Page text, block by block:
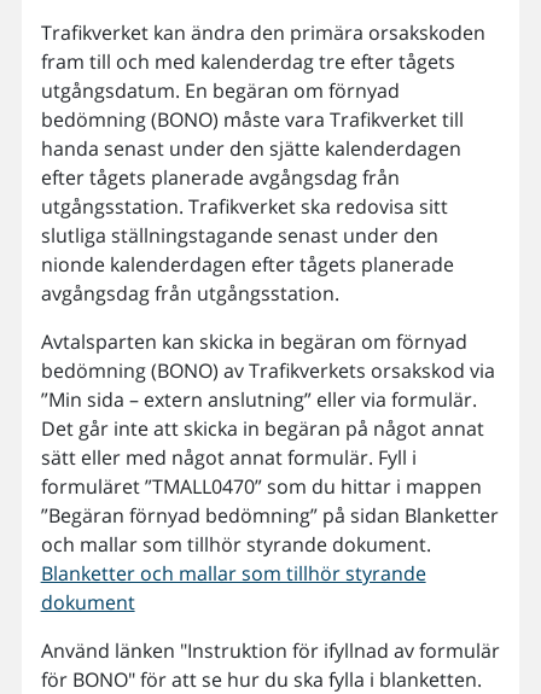
Trafikverket kan ändra den primära orsakskoden
fram till och med kalenderdag tre efter tågets
utgångsdatum. En begäran om förnyad
bedömning (BONO) måste vara Trafikverket till
handa senast under den sjätte kalenderdagen
efter tågets planerade avgångsdag från
utgångsstation. Trafikverket ska redovisa sitt
slutliga ställningstagande senast under den
nionde kalenderdagen efter tågets planerade
avgångsdag från utgångsstation.
Avtalsparten kan skicka in begäran om förnyad
bedömning (BONO) av Trafikverkets orsakskod via
”Min sida – extern anslutning” eller via formulär.
Det går inte att skicka in begäran på något annat
sätt eller med något annat formulär. Fyll i
formuläret ”TMALL0470” som du hittar i mappen
”Begäran förnyad bedömning” på sidan Blanketter
och mallar som tillhör styrande dokument.
Blanketter och mallar som tillhör styrande
dokument
Använd länken "Instruktion för ifyllnad av formulär
för BONO" för att se hur du ska fylla i blanketten.